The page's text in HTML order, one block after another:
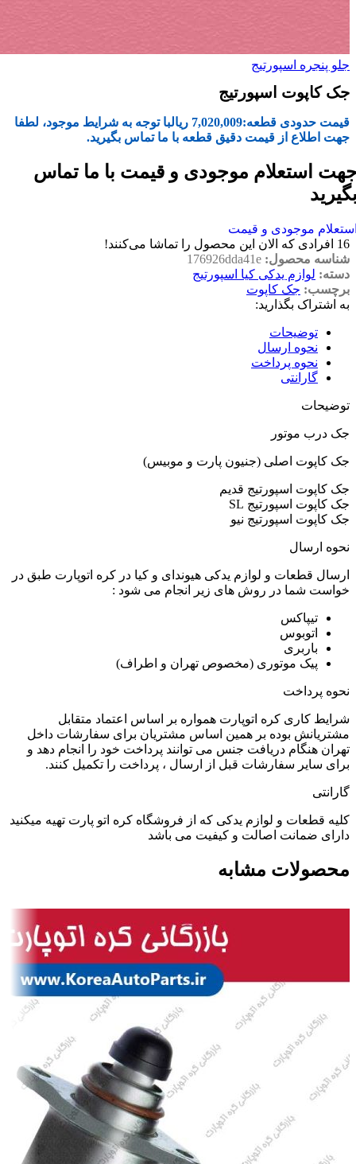
جلو پنجره اسپورتیج
جک کاپوت اسپورتیج
قیمت حدودی قطعه:7,020,009 ریالبا توجه به شرایط موجود، لطفا
جهت اطلاع از قیمت دقیق قطعه با ما تماس بگیرید.
استعلام موجودی و قیمت با ما تماس
موجودی و قیمت
16 افرادی که الان این محصول را تماشا می‌کنند!
شناسه محصول: 176926dda41e
دسته: لوازم یدکی کیا اسپورتیج
برچسب: جک کاپوت
به اشتراک بگذارید:
توضیحات
نحوه ارسال
نحوه پرداخت
گارانتی
توضیحات
جک درب موتور
جک کاپوت اصلی (جنیون پارت و موبیس)
جک کاپوت اسپورتیج قدیم
جک کاپوت اسپورتیج SL
جک کاپوت اسپورتیج نیو
نحوه ارسال
ارسال قطعات و لوازم یدکی هیوندای و کیا در کره اتوپارت طبق در
خواست شما در روش های زیر انجام می شود :
تیپاکس
اتوبوس
باربری
پیک موتوری (مخصوص تهران و اطراف)
نحوه پرداخت
شرایط کاری کره اتوپارت همواره بر اساس اعتماد متقابل
مشتریانش بوده بر همین اساس مشتریان برای سفارشات داخل
تهران هنگام دریافت جنس می توانند پرداخت خود را انجام دهد و
برای سایر سفارشات قبل از ارسال ، پرداخت را تکمیل کنند.
گارانتی
کلیه قطعات و لوازم یدکی که از فروشگاه کره اتو پارت تهیه میکنید
دارای ضمانت اصالت و کیفیت می باشد
محصولات مشابه